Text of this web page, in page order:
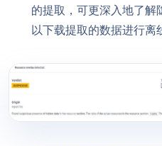
的提取，可更深入地了解
以下载提取的数据进行离